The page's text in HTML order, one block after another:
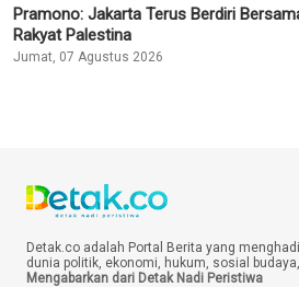
Pramono: Jakarta Terus Berdiri
Rakyat Palestina
Jumat, 07 Agustus 2026
Detak.co adalah Portal Berita yang
dunia politik, ekonomi, hukum, sosial
Mengabarkan dari Detak Nadi Peristiwa